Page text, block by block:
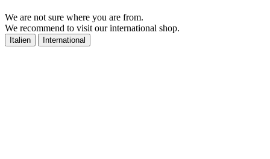
We are not sure where you are from.
We recommend to visit our international shop.
Italien International